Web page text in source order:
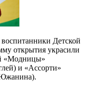
Детской
открытия украсили
«Модницы»
и «Ассорти»
Южанина).